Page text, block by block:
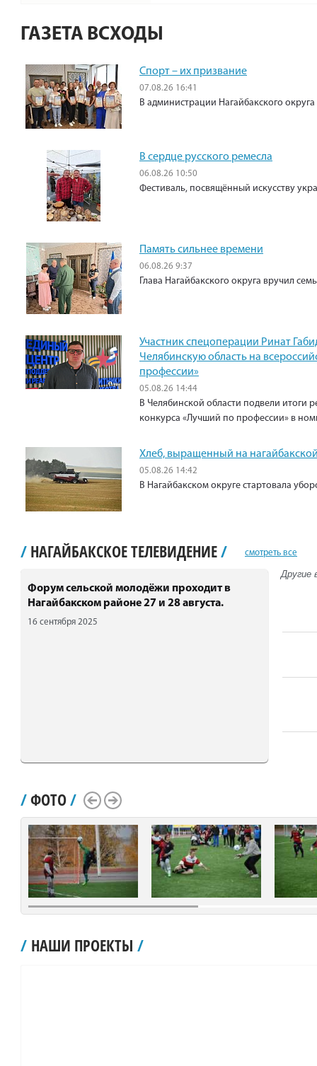
ГАЗЕТА ВСХОДЫ
Спорт – их призвание
07.08.26 16:41
В администрации Нагайбакского
В сердце русского ремесла
06.08.26 10:50
Фестиваль, посвящённый искусству
Память сильнее времени
06.08.26 9:37
Глава Нагайбакского округа вручил
Участник спецоперации Ринат
Челябинскую область на
профессии»
05.08.26 14:44
В Челябинской области подвели итоги
конкурса «Лучший по профессии» в
Хлеб, выращенный на
05.08.26 14:42
В Нагайбакском округе стартовала
/ НАГАЙБАКСКОЕ ТЕЛЕВИДЕНИЕ/ смотреть все
Форум сельской молодёжи проходит в
Нагайбакском районе 27 и 28 августа.
16 сентября 2025
Другие
/ФОТО/
Scroll LeftScroll Right
/ НАШИ ПРОЕКТЫ /